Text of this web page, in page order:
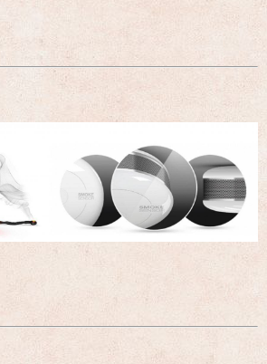
環繞擴大機 ATMOS / DTS:X 雙規機
品牌 FIBARO 環控系統 現場展示 熱售
ATMOS 7.2.4 全景聲11聲道現場展示
試聽